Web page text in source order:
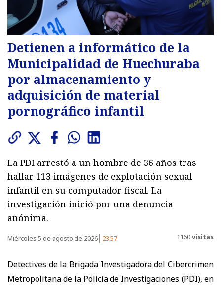
Detienen a informático de la
Municipalidad de Huechuraba
por almacenamiento y
adquisición de material
pornográfico infantil
La PDI arrestó a un hombre de 36 años tras
hallar 113 imágenes de explotación sexual
infantil en su computador fiscal. La
investigación inició por una denuncia
anónima.
Miércoles 5 de agosto de 2026 23:57 1160visitas
Detectives de la Brigada Investigadora del Cibercrimen
Metropolitana de la Policía de Investigaciones (PDI), en